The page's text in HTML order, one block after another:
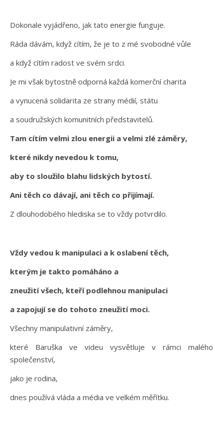
Dokonale vyjádřeno, jak tato energie funguje.
Ráda dávám, když cítím, že je to z mé svobodné vůle
a když cítím radost ve svém srdci.
Je mi však bytostně odporná každá komerční charita
a vynucená solidarita ze strany médií, státu
a soudružských komunitních představitelů.
Tam cítím velmi zlou energii a velmi zlé záměry,
které nikdy nevedou k tomu,
aby to sloužilo blahu lidských bytostí.
Ani těch co dávají, ani těch co přijímají.
Z dlouhodobého hlediska se to vždy potvrdilo.
Vždy vedou k manipulaci a k oslabení těch,
kterým je takto pomáháno a
zneužití všech, kteří podlehnou manipulaci
a zapojují se do tohoto zneužití moci.
Všechny manipulativní záměry,
které Baruška ve videu vysvětluje v rámci malého
společenství,
jako je rodina,
dnes používá vláda a média ve velkém měřítku.